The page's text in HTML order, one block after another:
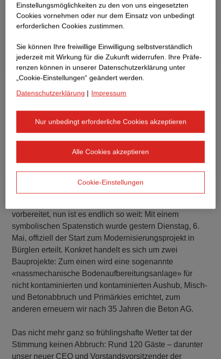
vorbereitet, nun ist es endlich so weit: Mit einem
symbolischen Spatenstich wurde gestern Dienstag, 6.
Mai, offiziell der Start zum Modernisierungsprojekt in
Bürglen erteilt. Konkret handelt es sich um zwei
Bauprojekte: Zum einen wird eine sogenannte
«nassmechanische Bodenaufbereitungsanlage» für
nicht kontaminierten und kontaminierten Aushub, Misch-
und Betonabbruch und Primärkies errichtet, zum
anderen erneuern wir nach 35 Jahren die Beton AG.
Das nicht mehr ganz so frühlingshafte Wetter tat der
Stimmung keinen Abbruch: Rund 120 Gäste – darunter
unser neuer CEO und Vorstandsvorsitzender der
Einstellungsmöglichkeiten zu den von uns eingesetzten
Cookies vornehmen oder nur dem Einsatz von unbedingt
erforderlichen Cookies zustimmen.
Sie können Ihre freiwillige Einwilligung selbstverständlich
jederzeit mit Wirkung für die Zukunft widerrufen. Ihre Prä­fe­
renzen können in unserer Datenschutzerklärung unter
„Cookie-Einstellungen“ geändert werden.
Datenschutzerklärung | Impressum
Nur unbedingt erforderliche Cookies akzeptieren
Alle Cookies akzeptieren
Cookie-Einstellungen